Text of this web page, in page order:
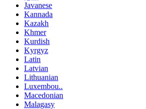
Javanese
Kannada
Kazakh
Khmer
Kurdish
Kyrgyz
Latin
Latvian
Lithuanian
Luxembou..
Macedonian
Malagasy